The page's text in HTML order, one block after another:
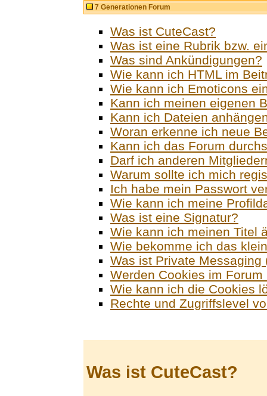
7 Generationen Forum
Was ist CuteCast?
Was ist eine Rubrik bzw.
Was sind Ankündigungen?
Wie kann ich HTML im
Wie kann ich Emoticons
Kann ich meinen eigenen
Kann ich Dateien
Woran erkenne ich neue
Kann ich das Forum
Darf ich anderen
Warum sollte ich mich
Ich habe mein Passwort
Wie kann ich meine
Was ist eine Signatur?
Wie kann ich meinen Titel
Wie bekomme ich das
Was ist Private
Werden Cookies im Forum
Wie kann ich die Cookies
Rechte und Zugriffslevel
Was ist CuteCast?